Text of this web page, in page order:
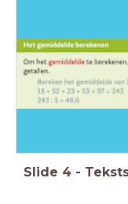
Slide 4 -